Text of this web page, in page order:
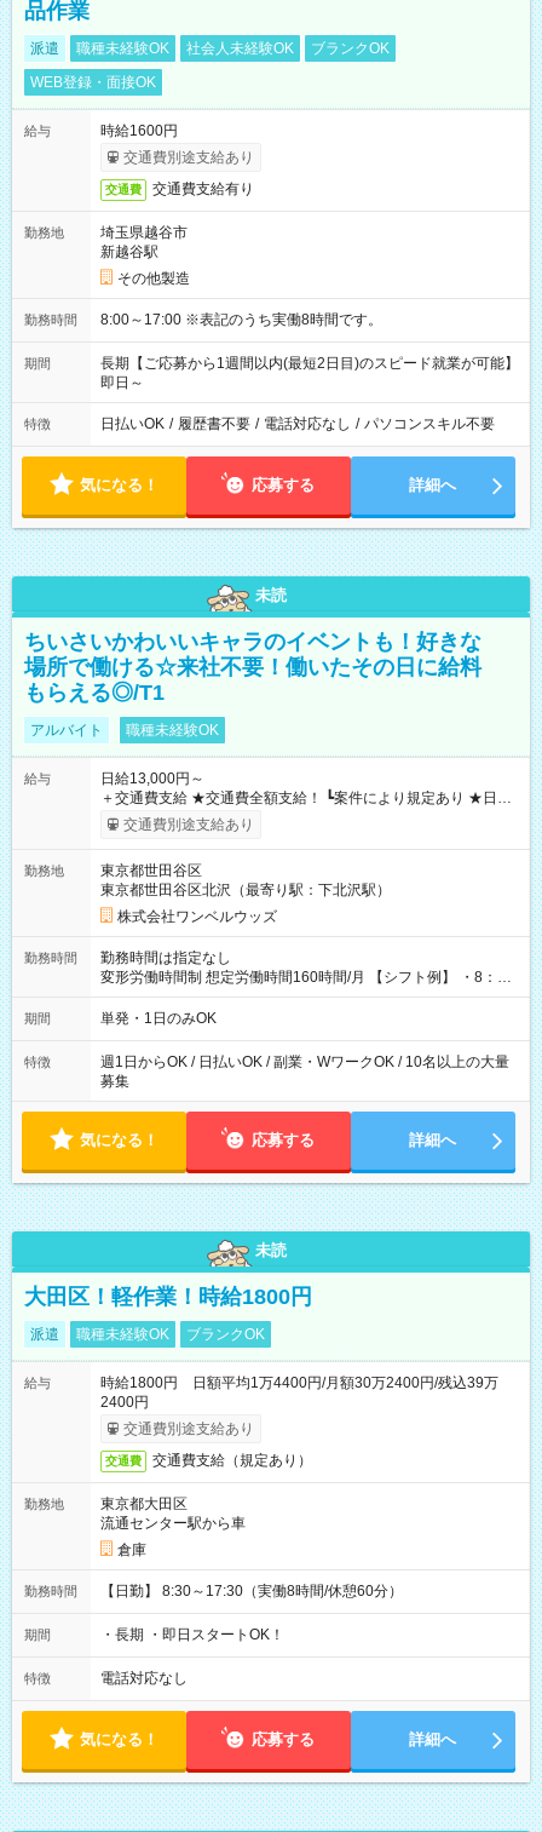
品作業
派遣 職種未経験OK 社会人未経験OK
ブランクOK
WEB登録・面接OK
給与
時給1600円
交通費別途支給あり
交通費 交通費支給有り
勤務地
埼玉県越谷市
新越谷駅
その他製造
勤務時間 8:00～17:00 ※表記のうち実働8時間です。
期間
長期【ご応募から1週間以内(最短2日目)のスピード就業が可能】
即日～
特徴 日払いOK / 履歴書不要 / 電話対応なし / パソコンスキル不要
気になる！ 応募する 詳細へ
未読
ちいさいかわいいキャラのイベントも！好きな
場所で働ける☆来社不要！働いたその日に給料
もらえる◎/T1
アルバイト 職種未経験OK
給与
日給13,000円～
＋交通費支給 ★交通費全額支給！ ┗案件により規定あり ★日払
いOK！（規定あり） ┗働いたその日に現金GET♪ お仕事後はコ
ンビニATMから 日払い分を引き落とせます！ 【試用期間】試
交通費別途支給あり
勤務地
東京都世田谷区
東京都世田谷区北沢（最寄り駅：下北沢駅）
株式会社ワンベルウッズ
勤務時間
勤務時間は指定なし
変形労働時間制 想定労働時間160時間/月 【シフト例】 ・8：00
～21：00
期間 単発・1日のみOK
特徴
週1日からOK / 日払いOK / 副業・WワークOK / 10名以上の大量
募集
気になる！ 応募する 詳細へ
未読
大田区！軽作業！時給1800円
派遣 職種未経験OK ブランクOK
給与
時給1800円 日額平均1万4400円/月額30万2400円/残込39万
2400円
交通費別途支給あり
交通費 交通費支給（規定あり）
勤務地
東京都大田区
流通センター駅から車
倉庫
勤務時間 【日勤】 8:30～17:30（実働8時間/休憩60分）
期間 ・長期 ・即日スタートOK！
特徴 電話対応なし
気になる！ 応募する 詳細へ